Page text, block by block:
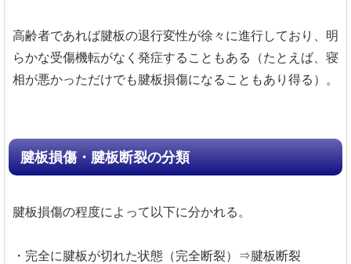
高齢者であれば腱板の退行変性が徐々に進行しており、明
らかな受傷機転がなく発症することもある（たとえば、寝
相が悪かっただけでも腱板損傷になることもあり得る）。
腱板損傷・腱板断裂の分類
腱板損傷の程度によって以下に分かれる。
・完全に腱板が切れた状態（完全断裂）⇒腱板断裂